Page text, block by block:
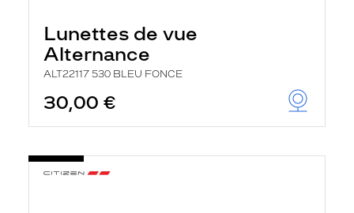
Lunettes de vue
Alternance
ALT22117 530 BLEU FONCE
30,00 €